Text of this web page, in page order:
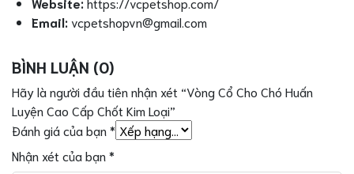
Email: vcpetshopvn@gmail.com
BÌNH LUẬN (0)
Hãy là người đầu tiên nhận xét “Vòng Cổ Cho Chó Huấn
Luyện Cao Cấp Chốt Kim Loại”
Đánh giá của bạn *
Nhận xét của bạn *